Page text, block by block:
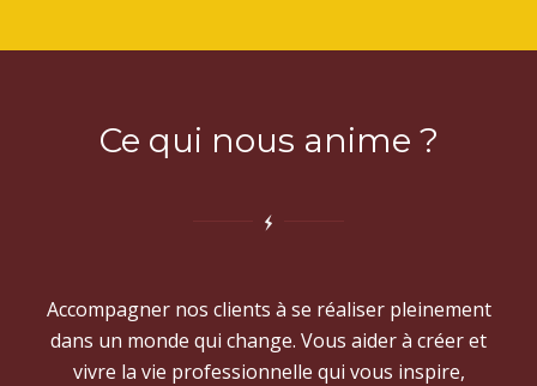
Ce qui nous anime ?
Accompagner nos clients à se réaliser pleinement
dans un monde qui change. Vous aider à créer et
vivre la vie professionnelle qui vous inspire,